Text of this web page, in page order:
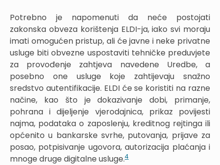
Potrebno je napomenuti da neće postojati
zakonska obveza korištenja ELDI-ja, iako svi moraju
imati omogućen pristup, ali će javne i neke privatne
usluge biti obvezne uspostaviti tehničke preduvjete
za provođenje zahtjeva navedene Uredbe, a
posebno one usluge koje zahtijevaju snažno
sredstvo autentifikacije. ELDI će se koristiti na razne
načine, kao što je dokazivanje dobi, primanje,
pohrana i dijeljenje vjerodajnica, prikaz povijesti
najma, podataka o zaposlenju, kreditnog rejtinga ili
općenito u bankarske svrhe, putovanja, prijave za
posao, potpisivanje ugovora, autorizacija plaćanja i
mnoge druge digitalne usluge.4